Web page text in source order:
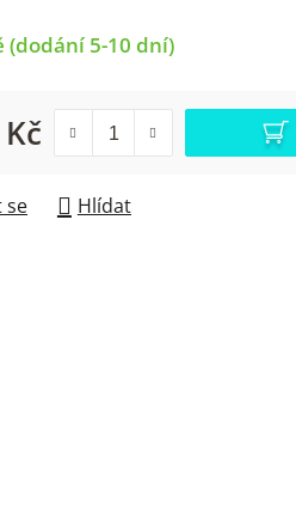
(dodání 5-10 dní)
se Hlídat